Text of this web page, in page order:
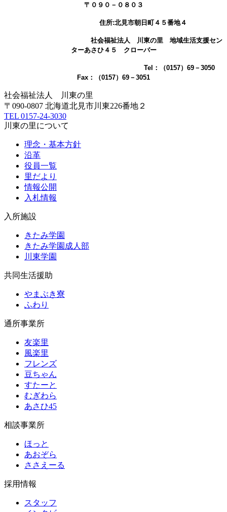
〒０９０－０８０３
住所:北見市朝日町４５番地４
社会福祉法人 川東の里 地域生活支援セン
ターあさひ４５ クローバー
Tel：（0157）69－3050
Fax：（0157）69－3051
社会福祉法人
川東の里
〒090-0807 北海道北見市川東226番地２
TEL 0157-24-3030
川東の里について
理念・基本方針
沿革
役員一覧
里だより
情報公開
入札情報
入所施設
きたみ学園
きたみ学園成人部
川東学園
共同生活援助
やまぶき寮
ふわり
通所事業所
友楽里
風楽里
フレンズ
豆ちゃん
すたーと
むぎわら
あさひ45
相談事業所
ほっと
あおぞら
ささえーる
採用情報
スタッフ